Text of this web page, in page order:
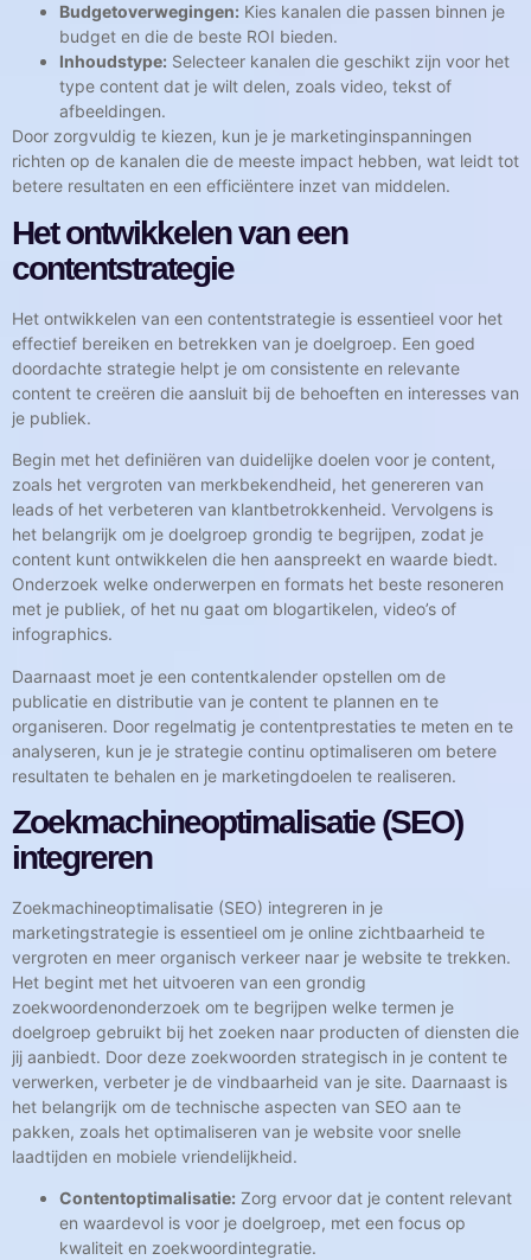
Budgetoverwegingen: Kies kanalen die passen binnen je
budget en die de beste ROI bieden.
Inhoudstype: Selecteer kanalen die geschikt zijn voor het
type content dat je wilt delen, zoals video, tekst of
afbeeldingen.
Door zorgvuldig te kiezen, kun je je marketinginspanningen
richten op de kanalen die de meeste impact hebben, wat leidt tot
betere resultaten en een efficiëntere inzet van middelen.
Het ontwikkelen van een
contentstrategie
Het ontwikkelen van een contentstrategie is essentieel voor het
effectief bereiken en betrekken van je doelgroep. Een goed
doordachte strategie helpt je om consistente en relevante
content te creëren die aansluit bij de behoeften en interesses van
je publiek.
Begin met het definiëren van duidelijke doelen voor je content,
zoals het vergroten van merkbekendheid, het genereren van
leads of het verbeteren van klantbetrokkenheid. Vervolgens is
het belangrijk om je doelgroep grondig te begrijpen, zodat je
content kunt ontwikkelen die hen aanspreekt en waarde biedt.
Onderzoek welke onderwerpen en formats het beste resoneren
met je publiek, of het nu gaat om blogartikelen, video’s of
infographics.
Daarnaast moet je een contentkalender opstellen om de
publicatie en distributie van je content te plannen en te
organiseren. Door regelmatig je contentprestaties te meten en te
analyseren, kun je je strategie continu optimaliseren om betere
resultaten te behalen en je marketingdoelen te realiseren.
Zoekmachineoptimalisatie (SEO)
integreren
Zoekmachineoptimalisatie (SEO) integreren in je
marketingstrategie is essentieel om je online zichtbaarheid te
vergroten en meer organisch verkeer naar je website te trekken.
Het begint met het uitvoeren van een grondig
zoekwoordenonderzoek om te begrijpen welke termen je
doelgroep gebruikt bij het zoeken naar producten of diensten die
jij aanbiedt. Door deze zoekwoorden strategisch in je content te
verwerken, verbeter je de vindbaarheid van je site. Daarnaast is
het belangrijk om de technische aspecten van SEO aan te
pakken, zoals het optimaliseren van je website voor snelle
laadtijden en mobiele vriendelijkheid.
Contentoptimalisatie: Zorg ervoor dat je content relevant
en waardevol is voor je doelgroep, met een focus op
kwaliteit en zoekwoordintegratie.